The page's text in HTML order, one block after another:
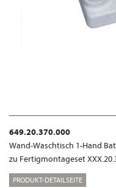
649.20.370.000
Wand-Waschtisch 1-Hand
zu Fertigmontageset
PRODUKT-DETAILSEITE